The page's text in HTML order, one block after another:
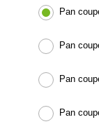
Pan
Pan
Pan
Pan